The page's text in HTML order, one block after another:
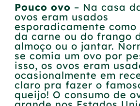
Pouco ovo – Na casa
ovos eram usados
esporadicamente
da carne ou do frango
almoço ou o jantar.
se comia um ovo por
isso, os ovos eram
ocasionalmente em
claro pra fazer o
queijo! O consumo de